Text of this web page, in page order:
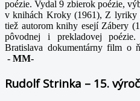
poézie. Vydal 9 zbierok poézie,
v knihách Kroky (1961), Z lyriky
tiež autorom knihy esejí Zábery
pôvodnej i prekladovej
Bratislava dokumentárny film o
- MM-
Rudolf Strinka – 15.